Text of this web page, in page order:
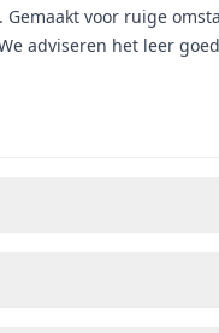
voor ruige
adviseren het leer